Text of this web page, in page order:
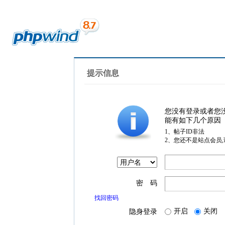
提示信息
您没有登录或者您
能有如下几个原因
1、帖子ID非法
2、您还不是站点会员
密 码
找回密码
隐身登录 开启 关闭